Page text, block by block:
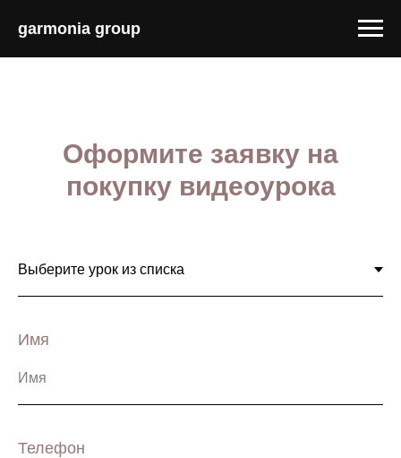
garmonia group
Оформите заявку на
покупку видеоурока
Имя
Телефон